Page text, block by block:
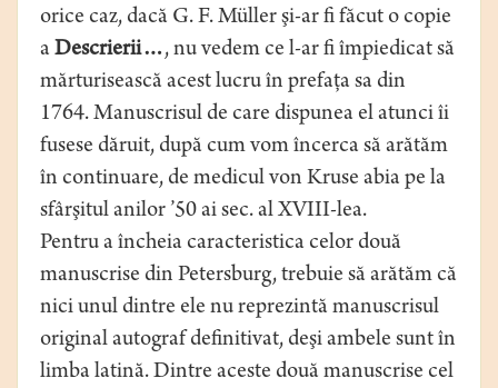
orice caz, dacă G. F. Müller şi-ar fi făcut o copie
a Descrierii…, nu vedem ce l-ar fi împiedicat să
mărturisească acest lucru în prefaţa sa din
1764. Manuscrisul de care dispunea el atunci îi
fusese dăruit, după cum vom încerca să arătăm
în continuare, de medicul von Kruse abia pe la
sfârşitul anilor ’50 ai sec. al XVIII-lea.
Pentru a încheia caracteristica celor două
manuscrise din Petersburg, trebuie să arătăm că
nici unul dintre ele nu reprezintă manuscrisul
original autograf definitivat, deşi ambele sunt în
limba latină. Dintre aceste două manuscrise cel